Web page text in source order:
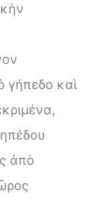
γήπεδο καὶ
ἀπὸ